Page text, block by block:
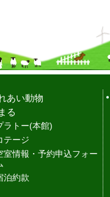
あい動物
る
ラトー(本館)
テージ
室情報・予約申込フォー
泊約款